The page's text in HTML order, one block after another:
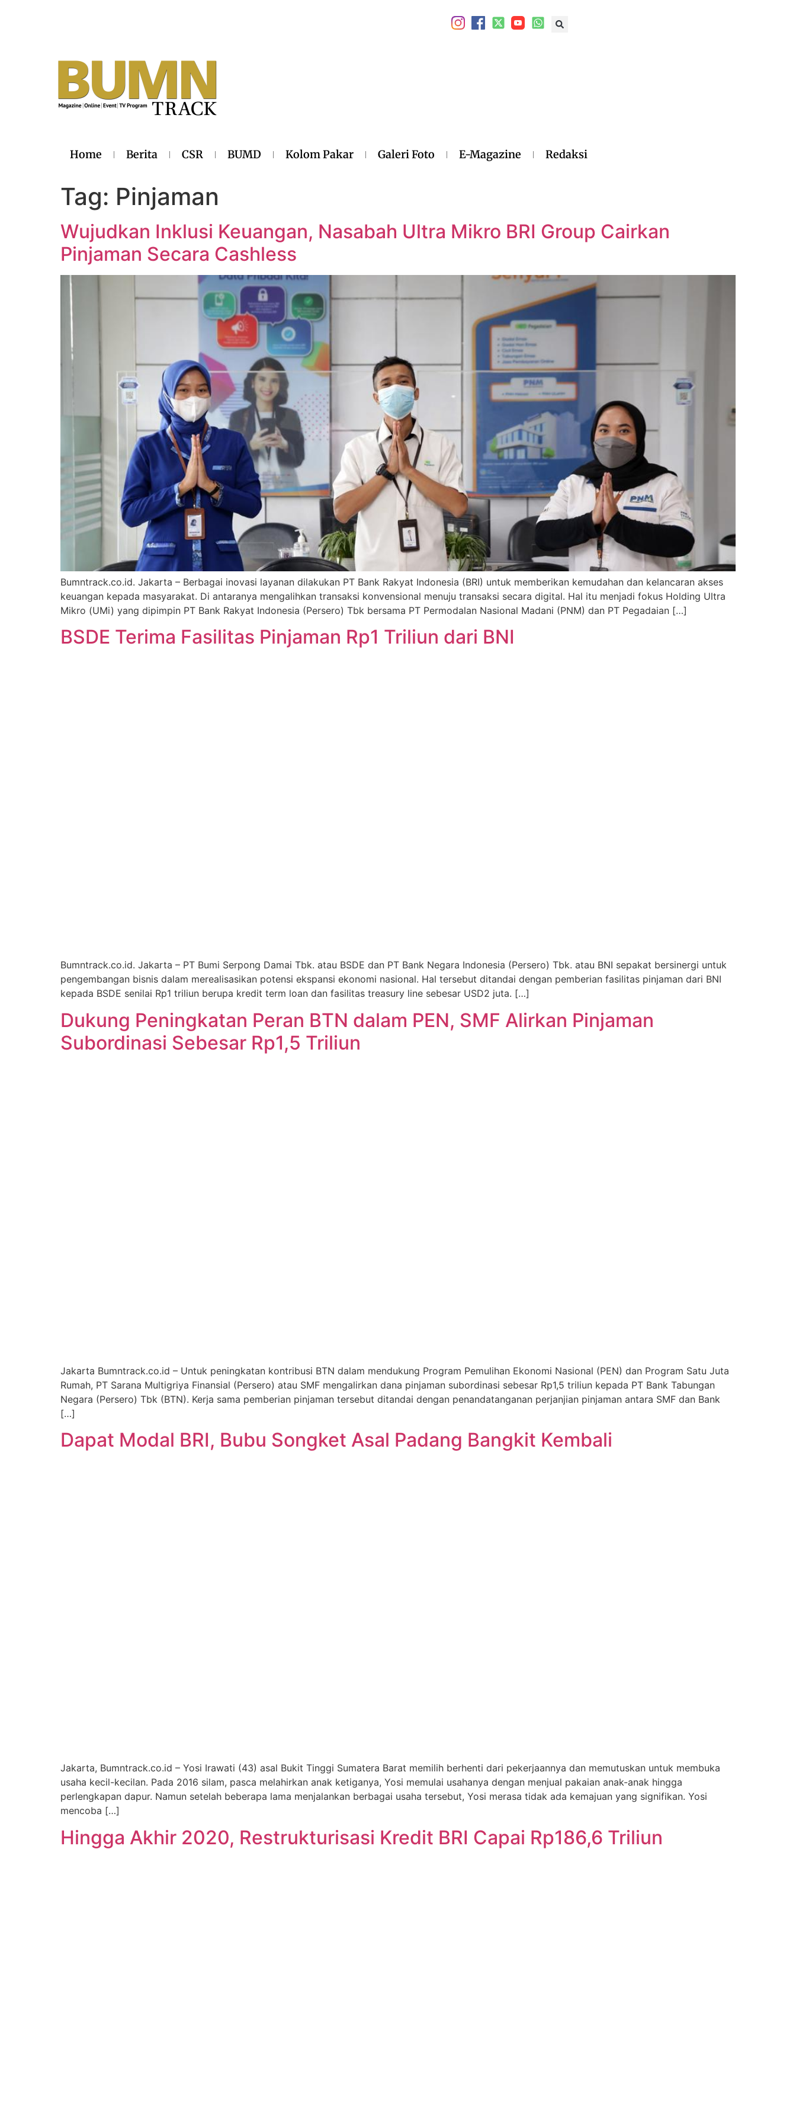
Home Berita CSR BUMD Kolom Pakar Galeri Foto E-Magazine Redaksi
Tag: Pinjaman
Wujudkan Inklusi Keuangan, Nasabah Ultra Mikro BRI Group Cairkan
Pinjaman Secara Cashless
Bumntrack.co.id. Jakarta – Berbagai inovasi layanan dilakukan PT Bank Rakyat Indonesia (BRI) untuk memberikan kemudahan dan kelancaran akses
keuangan kepada masyarakat. Di antaranya mengalihkan transaksi konvensional menuju transaksi secara digital. Hal itu menjadi fokus Holding Ultra
Mikro (UMi) yang dipimpin PT Bank Rakyat Indonesia (Persero) Tbk bersama PT Permodalan Nasional Madani (PNM) dan PT Pegadaian […]
BSDE Terima Fasilitas Pinjaman Rp1 Triliun dari BNI
Bumntrack.co.id. Jakarta – PT Bumi Serpong Damai Tbk. atau BSDE dan PT Bank Negara Indonesia (Persero) Tbk. atau BNI sepakat bersinergi untuk
pengembangan bisnis dalam merealisasikan potensi ekspansi ekonomi nasional. Hal tersebut ditandai dengan pemberian fasilitas pinjaman dari BNI
kepada BSDE senilai Rp1 triliun berupa kredit term loan dan fasilitas treasury line sebesar USD2 juta. […]
Dukung Peningkatan Peran BTN dalam PEN, SMF Alirkan Pinjaman
Subordinasi Sebesar Rp1,5 Triliun
Jakarta Bumntrack.co.id – Untuk peningkatan kontribusi BTN dalam mendukung Program Pemulihan Ekonomi Nasional (PEN) dan Program Satu Juta
Rumah, PT Sarana Multigriya Finansial (Persero) atau SMF mengalirkan dana pinjaman subordinasi sebesar Rp1,5 triliun kepada PT Bank Tabungan
Negara (Persero) Tbk (BTN). Kerja sama pemberian pinjaman tersebut ditandai dengan penandatanganan perjanjian pinjaman antara SMF dan Bank
[…]
Dapat Modal BRI, Bubu Songket Asal Padang Bangkit Kembali
Jakarta, Bumntrack.co.id – Yosi Irawati (43) asal Bukit Tinggi Sumatera Barat memilih berhenti dari pekerjaannya dan memutuskan untuk membuka
usaha kecil-kecilan. Pada 2016 silam, pasca melahirkan anak ketiganya, Yosi memulai usahanya dengan menjual pakaian anak-anak hingga
perlengkapan dapur. Namun setelah beberapa lama menjalankan berbagai usaha tersebut, Yosi merasa tidak ada kemajuan yang signifikan. Yosi
mencoba […]
Hingga Akhir 2020, Restrukturisasi Kredit BRI Capai Rp186,6 Triliun